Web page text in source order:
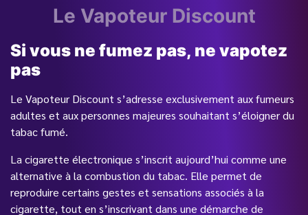
Le Vapoteur Discount
Si vous ne fumez pas, ne vapotez
pas
Le Vapoteur Discount s’adresse exclusivement aux fumeurs
adultes et aux personnes majeures souhaitant s’éloigner du
tabac fumé.
La cigarette électronique s’inscrit aujourd’hui comme une
alternative à la combustion du tabac. Elle permet de
reproduire certains gestes et sensations associés à la
cigarette, tout en s’inscrivant dans une démarche de